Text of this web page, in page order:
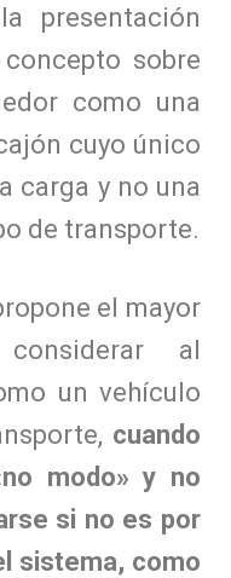
presentación
sobre
como una
cuyo único
carga y no una
de transporte.
el mayor
al
un vehículo
cuando
modo» y no
si no es por
sistema, como